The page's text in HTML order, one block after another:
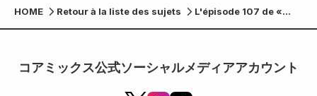
HOME Retour à la liste des sujets
L'épisode 107 de «
Gachi Koi Sticky Beast
annonce sur SNS que
コアミックス公式ソーシャルメディアアカウント